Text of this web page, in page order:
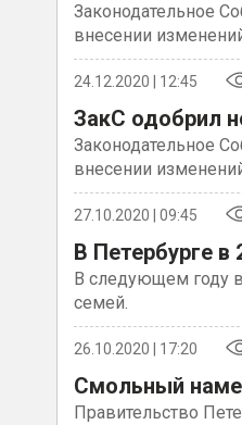
Законодательное
внесении
24.12.2020 | 12:45
ЗакС одобрил
Законодательное
внесении
27.10.2020 | 09:45
В Петербурге в
В следующем году
семей.
26.10.2020 | 17:20
Смольный
Правительство